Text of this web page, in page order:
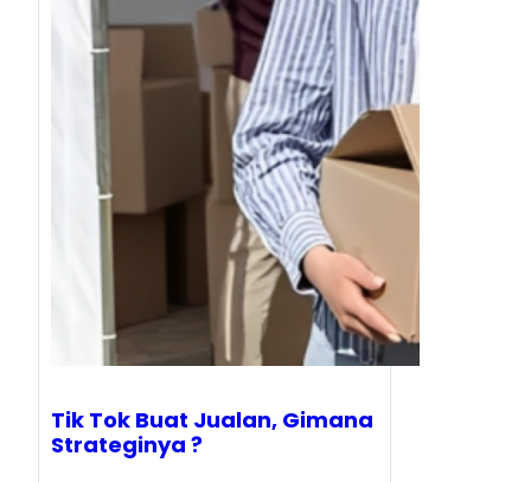
Tik Tok Buat Jualan, Gimana
Strateginya ?